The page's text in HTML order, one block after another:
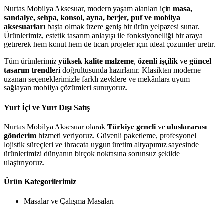
Nurtas Mobilya Aksesuar, modern yaşam alanları için masa,
sandalye, sehpa, konsol, ayna, berjer, puf ve mobilya
aksesuarları başta olmak üzere geniş bir ürün yelpazesi sunar.
Ürünlerimiz, estetik tasarım anlayışı ile fonksiyonelliği bir araya
getirerek hem konut hem de ticari projeler için ideal çözümler üretir.
Tüm ürünlerimiz yüksek kalite malzeme, özenli işçilik ve güncel
tasarım trendleri doğrultusunda hazırlanır. Klasikten moderne
uzanan seçeneklerimizle farklı zevklere ve mekânlara uyum
sağlayan mobilya çözümleri sunuyoruz.
Yurt İçi ve Yurt Dışı Satış
Nurtas Mobilya Aksesuar olarak Türkiye geneli ve uluslararası
gönderim hizmeti veriyoruz. Güvenli paketleme, profesyonel
lojistik süreçleri ve ihracata uygun üretim altyapımız sayesinde
ürünlerimizi dünyanın birçok noktasına sorunsuz şekilde
ulaştırıyoruz.
Ürün Kategorilerimiz
Masalar ve Çalışma Masaları